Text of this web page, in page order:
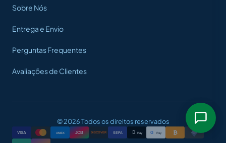
Sobre Nós
Entrega e Envio
Perguntas Frequentes
Avaliações de Clientes
© 2026 Todos os direitos reservados
VISA AMEX JCB DISCOVER SEPA  Pay G Pay ₿